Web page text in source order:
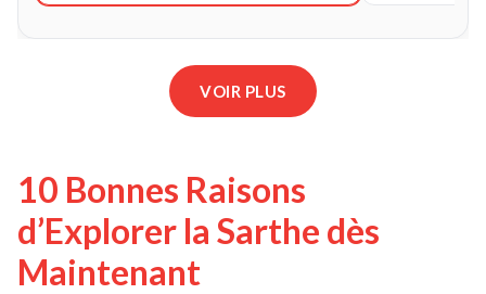
VOIR PLUS
10 Bonnes Raisons
d’Explorer la Sarthe dès
Maintenant